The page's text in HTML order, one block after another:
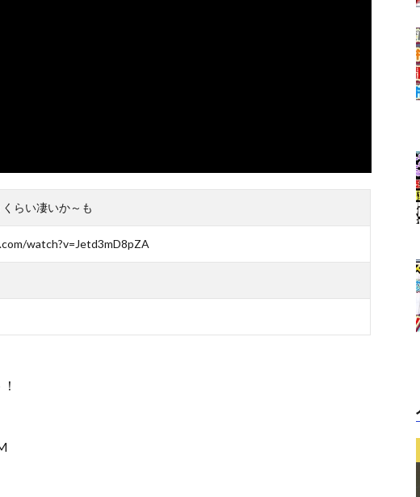
くらい凄いか～も
watch?v=Jetd3mD8pZA